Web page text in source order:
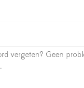
vergeten? Geen